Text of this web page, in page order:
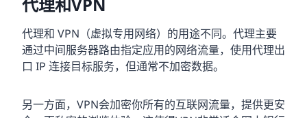
代理和 VPN（虚拟专用网络）的用途不同。代理主要
通过中间服务器路由指定应用的网络流量，使用代理出
口 IP 连接目标服务，但通常不加密数据。
另一方面，VPN会加密你所有的互联网流量，提供更安